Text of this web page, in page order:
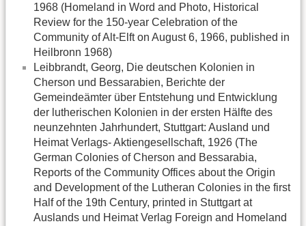
1968 (Homeland in Word and Photo, Historical
Review for the 150-year Celebration of the
Community of Alt-Elft on August 6, 1966, published in
Heilbronn 1968)
Leibbrandt, Georg, Die deutschen Kolonien in
Cherson und Bessarabien, Berichte der
Gemeindeämter über Entstehung und Entwicklung
der lutherischen Kolonien in der ersten Hälfte des
neunzehnten Jahrhundert, Stuttgart: Ausland und
Heimat Verlags- Aktiengesellschaft, 1926 (The
German Colonies of Cherson and Bessarabia,
Reports of the Community Offices about the Origin
and Development of the Lutheran Colonies in the first
Half of the 19th Century, printed in Stuttgart at
Auslands und Heimat Verlag Foreign and Homeland